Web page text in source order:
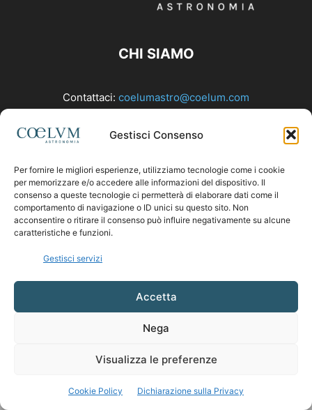
Gestisci Consenso
Per fornire le migliori esperienze, utilizziamo tecnologie come i cookie
per memorizzare e/o accedere alle informazioni del dispositivo. Il
consenso a queste tecnologie ci permetterà di elaborare dati come il
comportamento di navigazione o ID unici su questo sito. Non
acconsentire o ritirare il consenso può influire negativamente su alcune
caratteristiche e funzioni.
Gestisci servizi
Accetta
Nega
Visualizza le preferenze
Cookie Policy Dichiarazione sulla Privacy
CHI SIAMO
Contattaci: coelumastro@coelum.com
SEGUICI